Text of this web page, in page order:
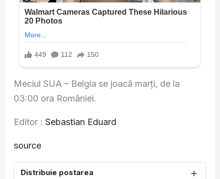
Meciul SUA – Belgia se joacă marți, de la
03:00 ora României.
Editor : Sebastian Eduard
source
Distribuie postarea ＋